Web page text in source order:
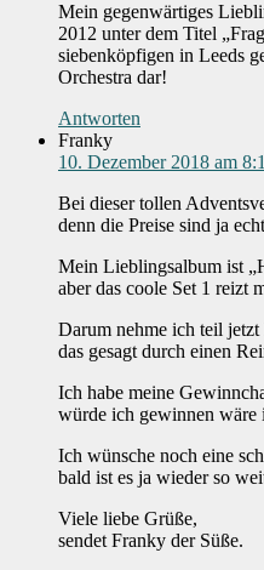
Mein gegenwärtiges
2012 unter dem Titel
siebenköpfigen in Leeds
Orchestra dar!
Antworten
Franky
10. Dezember 2018 am
Bei dieser tollen
denn die Preise sind ja
Mein Lieblingsalbum ist
aber das coole Set 1 reizt
Darum nehme ich teil jetzt
das gesagt durch einen
Ich habe meine
würde ich gewinnen wäre
Ich wünsche noch eine
bald ist es ja wieder so
Viele liebe Grüße,
sendet Franky der Süße.